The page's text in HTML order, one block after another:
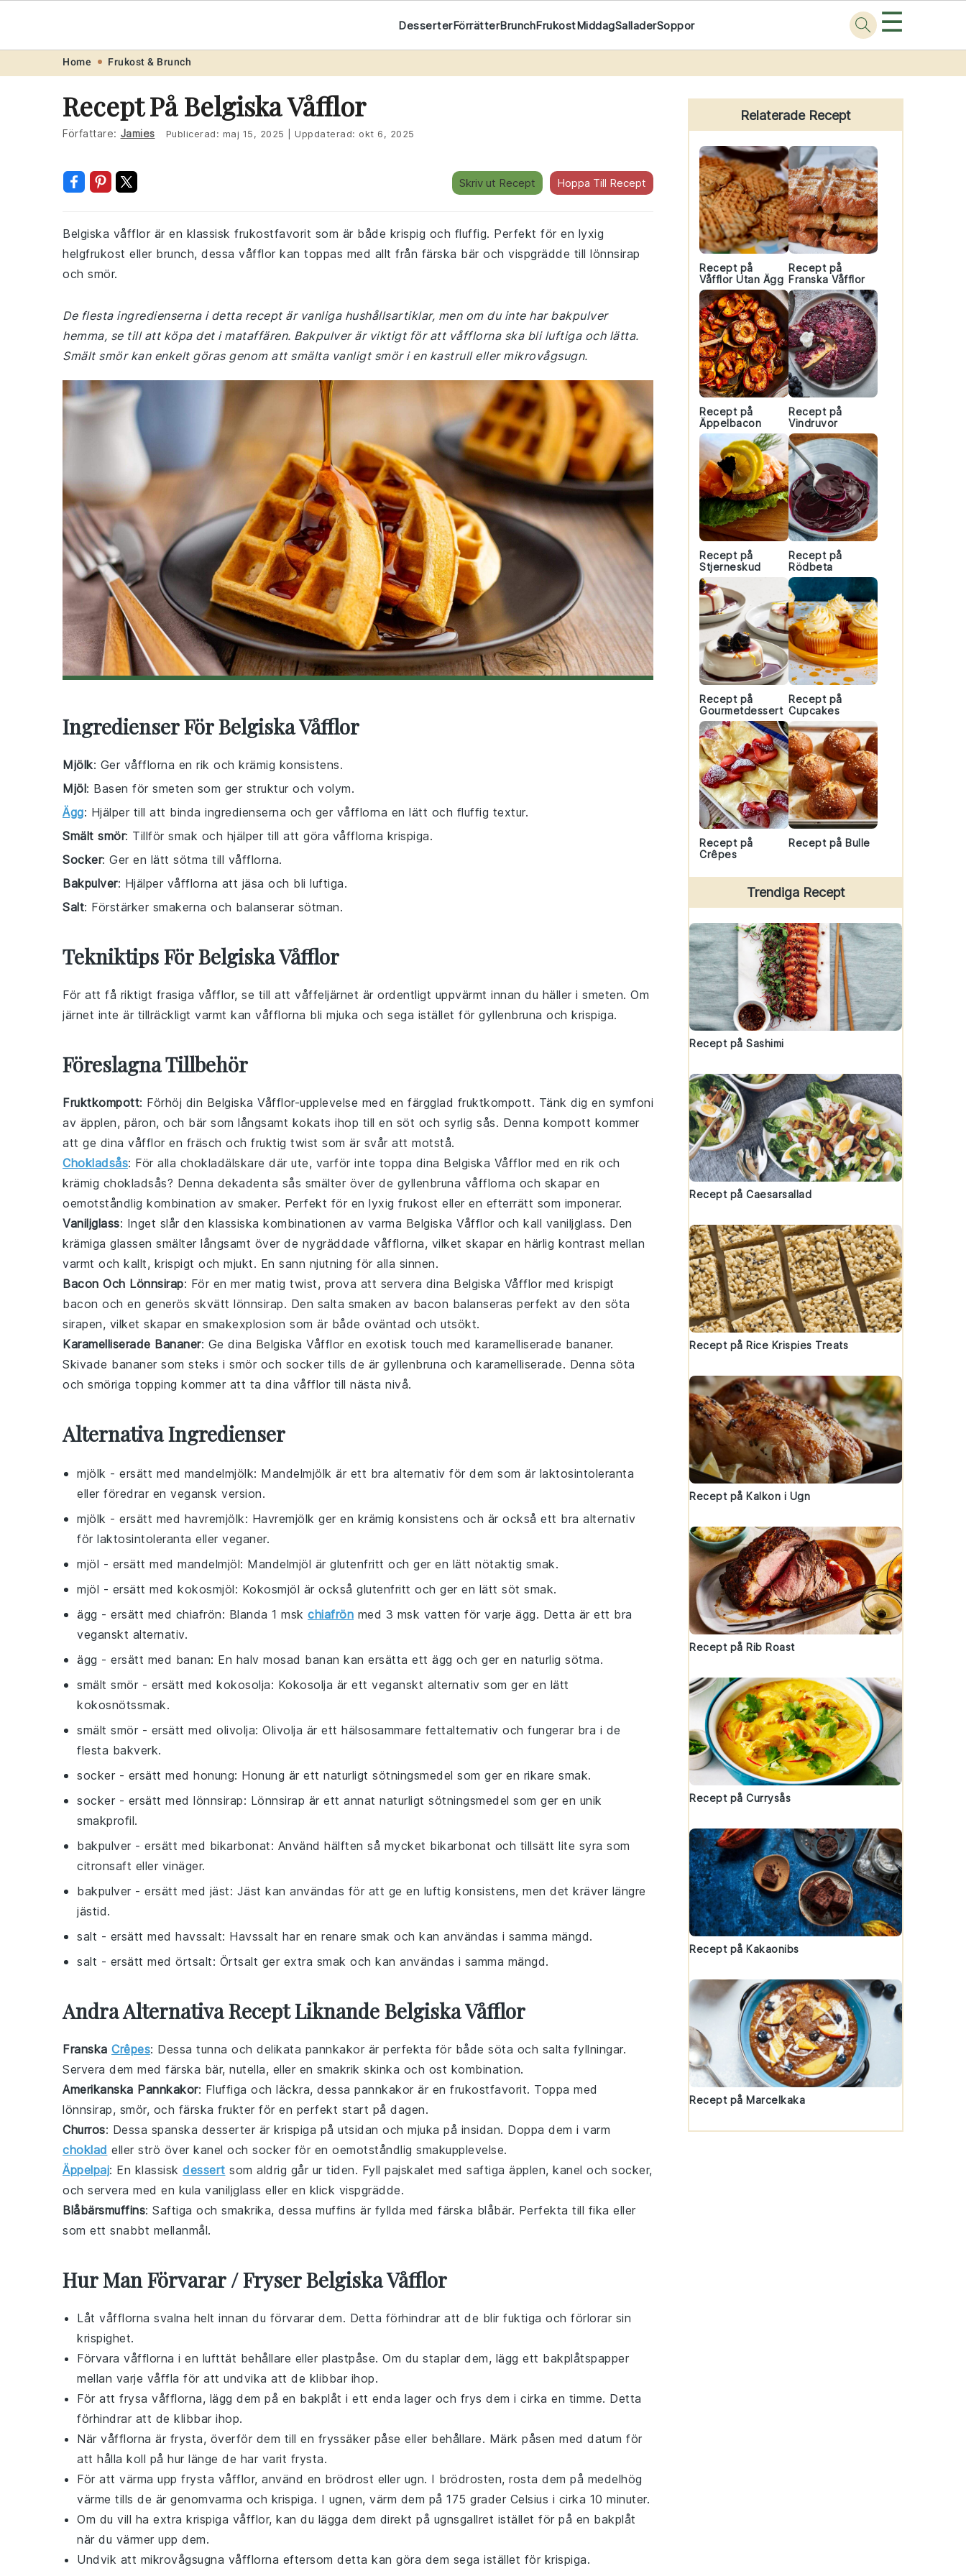
navigation
content
Recept.one DesserterFörrätterBrunchFrukostMiddagSalladerSoppor ☰
Home Frukost & Brunch
Recept På Belgiska Våfflor
Författare: Jamies Publicerad: maj 15, 2025 Uppdaterad: okt 6, 2025
Skriv ut Recept Hoppa Till Recept
Belgiska våfflor är en klassisk frukostfavorit som är både krispig och fluffig. Perfekt för en lyxig
helgfrukost eller brunch, dessa våfflor kan toppas med allt från färska bär och vispgrädde till lönnsirap
och smör.
De flesta ingredienserna i detta recept är vanliga hushållsartiklar, men om du inte har bakpulver
hemma, se till att köpa det i mataffären. Bakpulver är viktigt för att våfflorna ska bli luftiga och lätta.
Smält smör kan enkelt göras genom att smälta vanligt smör i en kastrull eller mikrovågsugn.
Ingredienser För Belgiska Våfflor
Mjölk: Ger våfflorna en rik och krämig konsistens.
Mjöl: Basen för smeten som ger struktur och volym.
Ägg: Hjälper till att binda ingredienserna och ger våfflorna en lätt och fluffig textur.
Smält smör: Tillför smak och hjälper till att göra våfflorna krispiga.
Socker: Ger en lätt sötma till våfflorna.
Bakpulver: Hjälper våfflorna att jäsa och bli luftiga.
Salt: Förstärker smakerna och balanserar sötman.
Tekniktips För Belgiska Våfflor
För att få riktigt frasiga våfflor, se till att våffeljärnet är ordentligt uppvärmt innan du häller i smeten. Om
järnet inte är tillräckligt varmt kan våfflorna bli mjuka och sega istället för gyllenbruna och krispiga.
Föreslagna Tillbehör
Fruktkompott: Förhöj din Belgiska Våfflor-upplevelse med en färgglad fruktkompott. Tänk dig en symfoni
av äpplen, päron, och bär som långsamt kokats ihop till en söt och syrlig sås. Denna kompott kommer
att ge dina våfflor en fräsch och fruktig twist som är svår att motstå.
Chokladsås: För alla chokladälskare där ute, varför inte toppa dina Belgiska Våfflor med en rik och
krämig chokladsås? Denna dekadenta sås smälter över de gyllenbruna våfflorna och skapar en
oemotståndlig kombination av smaker. Perfekt för en lyxig frukost eller en efterrätt som imponerar.
Vaniljglass: Inget slår den klassiska kombinationen av varma Belgiska Våfflor och kall vaniljglass. Den
krämiga glassen smälter långsamt över de nygräddade våfflorna, vilket skapar en härlig kontrast mellan
varmt och kallt, krispigt och mjukt. En sann njutning för alla sinnen.
Bacon Och Lönnsirap: För en mer matig twist, prova att servera dina Belgiska Våfflor med krispigt
bacon och en generös skvätt lönnsirap. Den salta smaken av bacon balanseras perfekt av den söta
sirapen, vilket skapar en smakexplosion som är både oväntad och utsökt.
Karamelliserade Bananer: Ge dina Belgiska Våfflor en exotisk touch med karamelliserade bananer.
Skivade bananer som steks i smör och socker tills de är gyllenbruna och karamelliserade. Denna söta
och smöriga topping kommer att ta dina våfflor till nästa nivå.
Alternativa Ingredienser
mjölk - ersätt med mandelmjölk: Mandelmjölk är ett bra alternativ för dem som är laktosintoleranta
eller föredrar en vegansk version.
mjölk - ersätt med havremjölk: Havremjölk ger en krämig konsistens och är också ett bra alternativ
för laktosintoleranta eller veganer.
mjöl - ersätt med mandelmjöl: Mandelmjöl är glutenfritt och ger en lätt nötaktig smak.
mjöl - ersätt med kokosmjöl: Kokosmjöl är också glutenfritt och ger en lätt söt smak.
ägg - ersätt med chiafrön: Blanda 1 msk chiafrön med 3 msk vatten för varje ägg. Detta är ett bra
veganskt alternativ.
ägg - ersätt med banan: En halv mosad banan kan ersätta ett ägg och ger en naturlig sötma.
smält smör - ersätt med kokosolja: Kokosolja är ett veganskt alternativ som ger en lätt
kokosnötssmak.
smält smör - ersätt med olivolja: Olivolja är ett hälsosammare fettalternativ och fungerar bra i de
flesta bakverk.
socker - ersätt med honung: Honung är ett naturligt sötningsmedel som ger en rikare smak.
socker - ersätt med lönnsirap: Lönnsirap är ett annat naturligt sötningsmedel som ger en unik
smakprofil.
bakpulver - ersätt med bikarbonat: Använd hälften så mycket bikarbonat och tillsätt lite syra som
citronsaft eller vinäger.
bakpulver - ersätt med jäst: Jäst kan användas för att ge en luftig konsistens, men det kräver längre
jästid.
salt - ersätt med havssalt: Havssalt har en renare smak och kan användas i samma mängd.
salt - ersätt med örtsalt: Örtsalt ger extra smak och kan användas i samma mängd.
Andra Alternativa Recept Liknande Belgiska Våfflor
Franska Crêpes: Dessa tunna och delikata pannkakor är perfekta för både söta och salta fyllningar.
Servera dem med färska bär, nutella, eller en smakrik skinka och ost kombination.
Amerikanska Pannkakor: Fluffiga och läckra, dessa pannkakor är en frukostfavorit. Toppa med
lönnsirap, smör, och färska frukter för en perfekt start på dagen.
Churros: Dessa spanska desserter är krispiga på utsidan och mjuka på insidan. Doppa dem i varm
choklad eller strö över kanel och socker för en oemotståndlig smakupplevelse.
Äppelpaj: En klassisk dessert som aldrig går ur tiden. Fyll pajskalet med saftiga äpplen, kanel och socker,
och servera med en kula vaniljglass eller en klick vispgrädde.
Blåbärsmuffins: Saftiga och smakrika, dessa muffins är fyllda med färska blåbär. Perfekta till fika eller
som ett snabbt mellanmål.
Hur Man Förvarar / Fryser Belgiska Våfflor
Låt våfflorna svalna helt innan du förvarar dem. Detta förhindrar att de blir fuktiga och förlorar sin
krispighet.
Förvara våfflorna i en lufttät behållare eller plastpåse. Om du staplar dem, lägg ett bakplåtspapper
mellan varje våffla för att undvika att de klibbar ihop.
För att frysa våfflorna, lägg dem på en bakplåt i ett enda lager och frys dem i cirka en timme. Detta
förhindrar att de klibbar ihop.
När våfflorna är frysta, överför dem till en fryssäker påse eller behållare. Märk påsen med datum för
att hålla koll på hur länge de har varit frysta.
För att värma upp frysta våfflor, använd en brödrost eller ugn. I brödrosten, rosta dem på medelhög
värme tills de är genomvarma och krispiga. I ugnen, värm dem på 175 grader Celsius i cirka 10 minuter.
Om du vill ha extra krispiga våfflor, kan du lägga dem direkt på ugnsgallret istället för på en bakplåt
när du värmer upp dem.
Undvik att mikrovågsugna våfflorna eftersom detta kan göra dem sega istället för krispiga.
Primary
Sidebar
Relaterade Recept
Recept på
Våfflor Utan Ägg
Recept på
Franska Våfflor
Recept på
Äppelbacon
Recept på
Vindruvor
Recept på
Stjerneskud
Recept på
Rödbeta
Recept på
Gourmetdessert
Recept på
Cupcakes
Recept på
Crêpes
Recept på Bulle
Trendiga Recept
Recept på Sashimi
Recept på Caesarsallad
Recept på Rice Krispies Treats
Recept på Kalkon i Ugn
Recept på Rib Roast
Recept på Currysås
Recept på Kakaonibs
Recept på Marcelkaka